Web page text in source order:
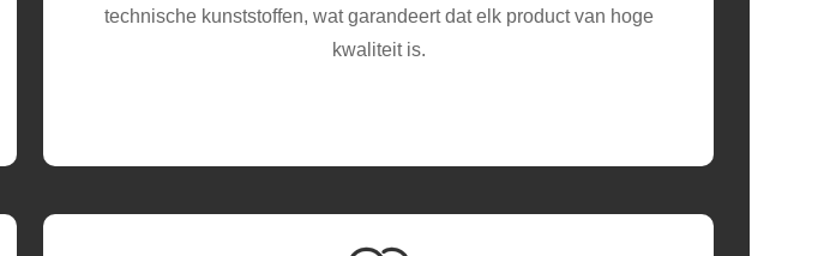
technische kunststoffen, wat garandeert dat elk product van hoge
kwaliteit is.